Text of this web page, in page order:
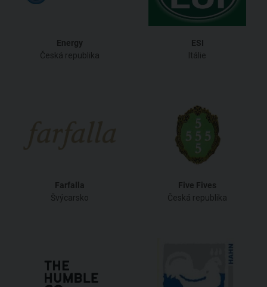
Energy
Česká republika
ESI
Itálie
Farfalla
Švýcarsko
Five Fives
Česká republika